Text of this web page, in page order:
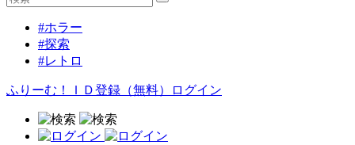
#ホラー
#探索
#レトロ
ふりーむ！ＩＤ登録（無料） ログイン